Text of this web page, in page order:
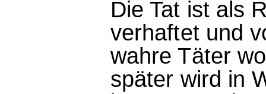
Die Tat ist als
verhaftet und
wahre Täter
später wird in